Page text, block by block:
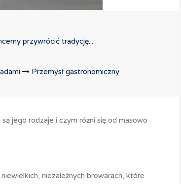
przywrócić tradycję...
Przemysł gastronomiczny
jego rodzaje i czym różni się od masowo
niezależnych browarach, które